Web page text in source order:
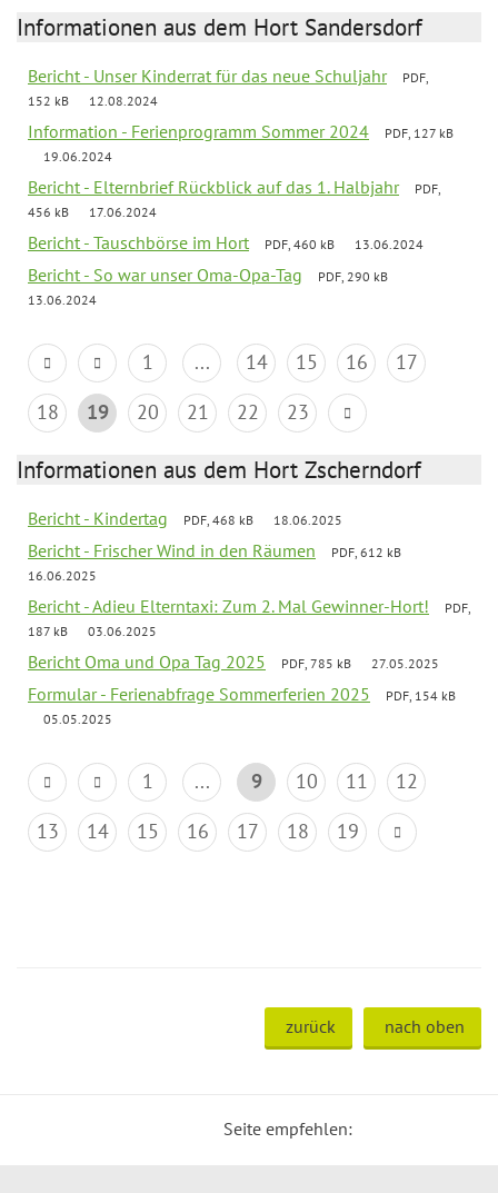
Informationen aus dem Hort Sandersdorf
Bericht - Unser Kinderrat für das neue Schuljahr
PDF,
152 kB
12.08.2024
Information - Ferienprogramm Sommer 2024
PDF, 127 kB
19.06.2024
Bericht - Elternbrief Rückblick auf das 1. Halbjahr
PDF,
456 kB
17.06.2024
Bericht - Tauschbörse im Hort PDF, 460 kB 13.06.2024
Bericht - So war unser Oma-Opa-Tag
PDF, 290 kB
13.06.2024
1 ... 14 15 16
17
18
19 20 21 22 23
Informationen aus dem Hort Zscherndorf
Bericht - Kindertag PDF, 468 kB 18.06.2025
Bericht - Frischer Wind in den Räumen
PDF, 612 kB
16.06.2025
Bericht - Adieu Elterntaxi: Zum 2. Mal Gewinner-Hort!
PDF,
187 kB
03.06.2025
Bericht Oma und Opa Tag 2025 PDF, 785 kB 27.05.2025
Formular - Ferienabfrage Sommerferien 2025
PDF, 154 kB
05.05.2025
1 ... 9 10 11
12
13
14 15 16 17 18 19
zurück nach oben
Seite empfehlen: